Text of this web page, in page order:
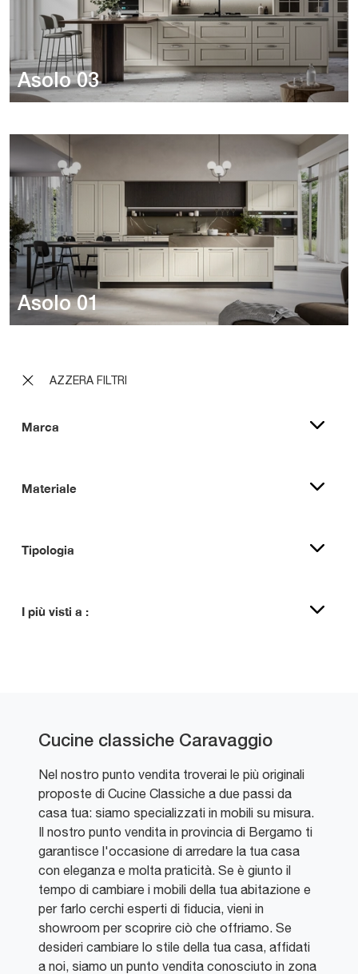
AZZERA FILTRI
Marca
Materiale
Tipologia
I più visti a :
Asolo 03
Asolo 01
Cucine classiche Caravaggio
Nel nostro punto vendita troverai le più originali
proposte di Cucine Classiche a due passi da
casa tua: siamo specializzati in mobili su misura.
Il nostro punto vendita in provincia di Bergamo ti
garantisce l'occasione di arredare la tua casa
con eleganza e molta praticità. Se è giunto il
tempo di cambiare i mobili della tua abitazione e
per farlo cerchi esperti di fiducia, vieni in
showroom per scoprire ciò che offriamo. Se
desideri cambiare lo stile della tua casa, affidati
a noi, siamo un punto vendita conosciuto in zona